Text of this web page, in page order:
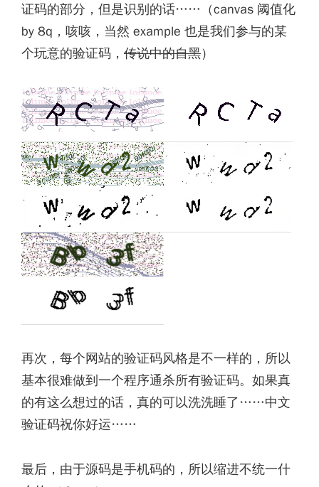
证码的部分，但是识别的话……（canvas 阈值化
by 8q，咳咳，当然 example 也是我们参与的某
个玩意的验证码， 传说中的自黑）
再次，每个网站的验证码风格是不一样的，所以
基本很难做到一个程序通杀所有验证码。如果真
的有这么想过的话，真的可以洗洗睡了……中文
验证码祝你好运……
最后，由于源码是手机码的，所以缩进不统一什